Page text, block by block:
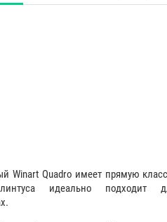
Winart Quadro имеет прямую
идеально подходит